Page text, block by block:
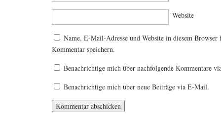
Website
Name, E-Mail-Adresse und Website in diesem Browser
Kommentar speichern.
Benachrichtige mich über nachfolgende Kommentare
Benachrichtige mich über neue Beiträge via E-Mail.